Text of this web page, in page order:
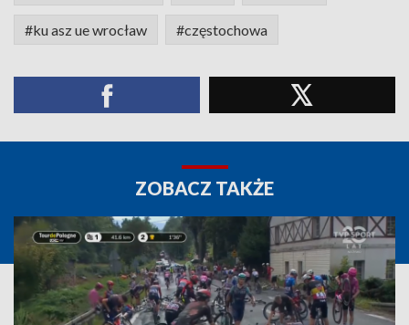
#ku asz ue wrocław #częstochowa
ZOBACZ TAKŻE